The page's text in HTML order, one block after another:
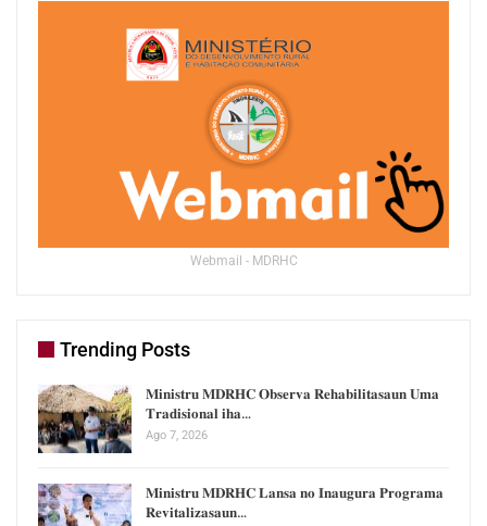
Webmail - MDRHC
Trending Posts
𝐌𝐢𝐧𝐢𝐬𝐭𝐫𝐮 𝐌𝐃𝐑𝐇𝐂 𝐎𝐛𝐬𝐞𝐫𝐯𝐚 𝐑𝐞𝐡𝐚𝐛𝐢𝐥𝐢𝐭𝐚𝐬𝐚𝐮𝐧 𝐔𝐦𝐚
𝐓𝐫𝐚𝐝𝐢𝐬𝐢𝐨𝐧𝐚𝐥 𝐢𝐡𝐚…
Ago 7, 2026
𝐌𝐢𝐧𝐢𝐬𝐭𝐫𝐮 𝐌𝐃𝐑𝐇𝐂 𝐋𝐚𝐧𝐬𝐚 𝐧𝐨 𝐈𝐧𝐚𝐮𝐠𝐮𝐫𝐚 𝐏𝐫𝐨𝐠𝐫𝐚𝐦𝐚
𝐑𝐞𝐯𝐢𝐭𝐚𝐥𝐢𝐳𝐚𝐬𝐚𝐮𝐧…